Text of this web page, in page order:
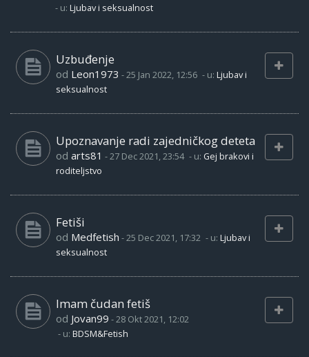
- u: Ljubav i seksualnost
Uzbuđenje
od Leon1973 -25 Jan 2022, 12:56 - u: Ljubav i
seksualnost
Upoznavanje radi zajedničkog deteta
od arts81 -27 Dec 2021, 23:54 - u: Gej brakovi i
roditeljstvo
Fetiši
od Medfetish -25 Dec 2021, 17:32 - u: Ljubav i
seksualnost
Imam čudan fetiš
od Jovan99 -28 Okt 2021, 12:02
- u: BDSM&Fetish